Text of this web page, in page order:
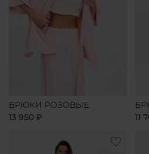
БРЮКИ РОЗОВЫЕ
13 950 ₽
11